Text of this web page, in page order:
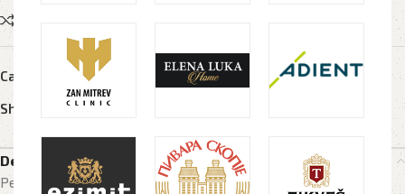
Categories: Метални пенкала, Рекламен материјал
Share:
Description
Penkalo, penkala, пенкало, пенкала, metalno, promo best, touch